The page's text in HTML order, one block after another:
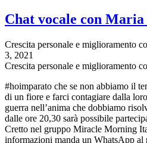
con
intervista
Maria
autrice
libro
“Prima
che
tu
nascessi”.
Chat vocale con
Crescita personale e miglioramento
3, 2021
Crescita personale e miglioramento
#hoimparato che se non abbiamo il
di un fiore e farci contagiare dalla
guerra nell’anima che dobbiamo
dalle ore 20,30 sarà possibile
Cretto nel gruppo Miracle Morning
informazioni manda un WhatsApp al